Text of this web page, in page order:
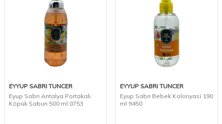
EYYUP SABRI TUNCER
Eyup Sabri Antalya Portakali
Köpük Sabun 500 ml 0753
EYYUP SABRI TUNCER
Eyup Sabri Bebek Kolonyasi 190
ml 9450